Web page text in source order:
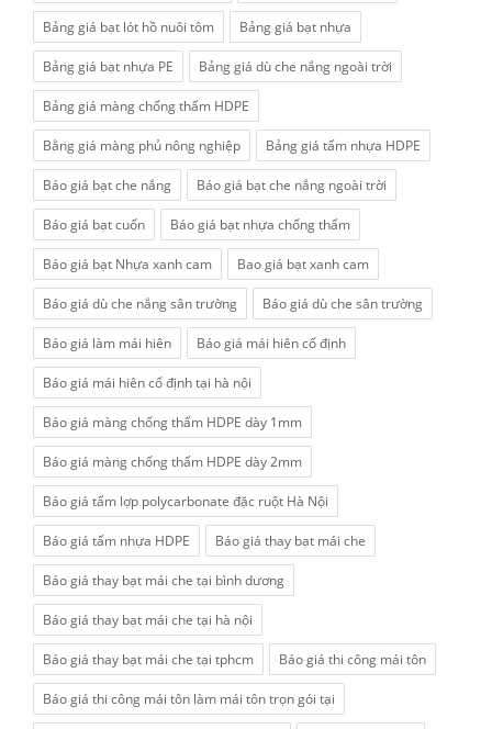
Bảng giá bạt lót hồ nuôi tôm Bảng giá bạt nhựa
Bảng giá bạt nhựa PE Bảng giá dù che nắng ngoài trời
Bảng giá màng chống thấm HDPE
Bằng giá màng phủ nông nghiệp Bảng giá tấm nhựa HDPE
Báo giá bạt che nắng Báo giá bạt che nắng ngoài trời
Báo giá bạt cuốn Báo giá bạt nhựa chống thấm
Báo giá bạt Nhựa xanh cam Bao giá bạt xanh cam
Báo giá dù che nắng sân trường Báo giá dù che sân trường
Báo giá làm mái hiên Báo giá mái hiên cố định
Báo giá mái hiên cố định tại hà nội
Báo giá màng chống thấm HDPE dày 1mm
Báo giá màng chống thấm HDPE dày 2mm
Báo giá tấm lợp polycarbonate đặc ruột Hà Nội
Báo giá tấm nhựa HDPE Báo giá thay bạt mái che
Báo giá thay bạt mái che tại bình dương
Báo giá thay bạt mái che tại hà nội
Báo giá thay bạt mái che tại tphcm Báo giá thi công mái tôn
Báo giá thi công mái tôn làm mái tôn trọn gói tại